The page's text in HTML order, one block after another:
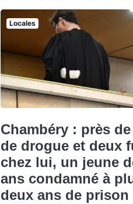
Locales
Chambéry : près de
de drogue et deux
chez lui, un jeune
ans condamné à
deux ans de prison